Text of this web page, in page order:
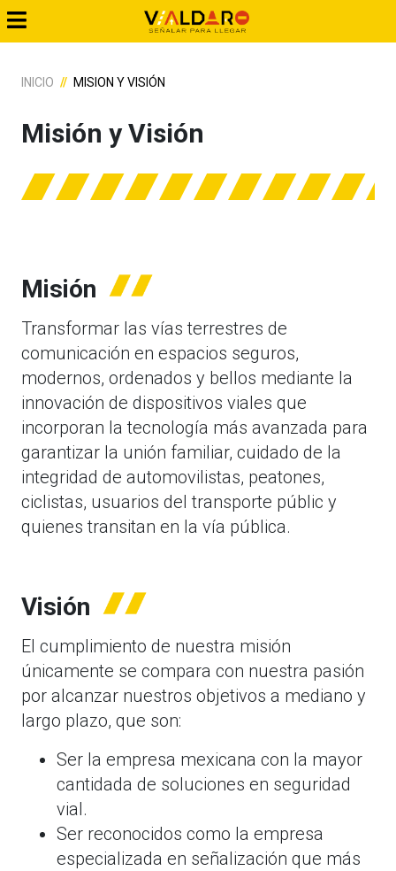
INICIO MISION Y VISIÓN
Misión y Visión
Misión
Transformar las vías terrestres de
comunicación en espacios seguros,
modernos, ordenados y bellos mediante la
innovación de dispositivos viales que
incorporan la tecnología más avanzada para
garantizar la unión familiar, cuidado de la
integridad de automovilistas, peatones,
ciclistas, usuarios del transporte públic y
quienes transitan en la vía pública.
Visión
El cumplimiento de nuestra misión
únicamente se compara con nuestra pasión
por alcanzar nuestros objetivos a mediano y
largo plazo, que son:
Ser la empresa mexicana con la mayor
cantidada de soluciones en seguridad
vial.
Ser reconocidos como la empresa
especializada en señalización que más